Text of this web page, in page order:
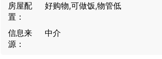
房屋配
置：
好购物,可做饭,物管低
信息来
源：
中介